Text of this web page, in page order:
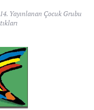
. Yayınlanan Çocuk Grubu